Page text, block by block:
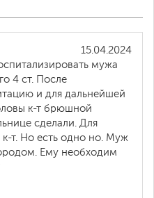
15.04.2024
мужа
4 ст. После
и для дальнейшей
к-т брюшной
сделали. Для
т. Но есть одно но. Муж
Ему необходим